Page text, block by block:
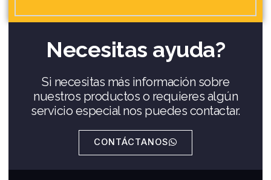
Necesitas ayuda?
Si necesitas más información sobre
nuestros productos o requieres algún
servicio especial nos puedes contactar.
CONTÁCTANOS